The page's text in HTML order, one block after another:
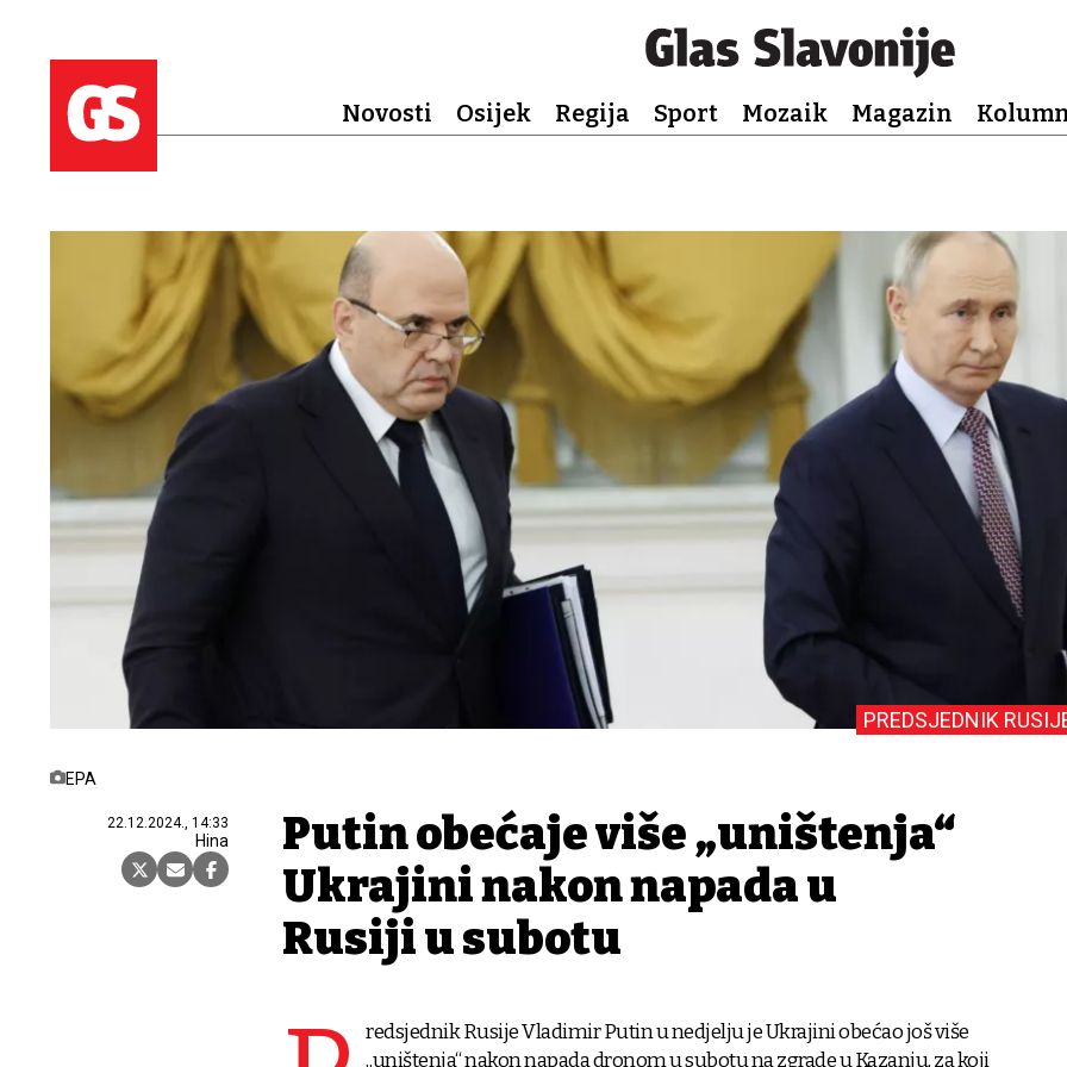
Novosti Osijek Regija Sport Mozaik Magazin
EPA
22.12.2024., 14:33
Hina
PREDSJEDNIK
Putin obećaje više „uništenja“
Ukrajini nakon napada u
Rusiji u subotu
redsjednik Rusije Vladimir Putin u nedjelju je Ukrajini obećao još više
„uništenja“ nakon napada dronom u subotu na zgrade u Kazanju, za koji